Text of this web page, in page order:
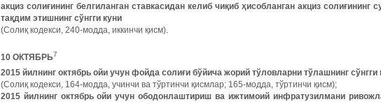
акциз солиғининг белгиланган ставкасидан келиб чиқиб ҳисобланган акциз солиғининг
тақдим этишнинг сўнгги куни
(Солиқ кодекси, 240-модда, иккинчи қисм).
10 ОКТЯБРЬ7
2015 йилнинг октябрь ойи учун фойда солиғи бўйича жорий тўловларни тўлашнинг сўнгги
(Солиқ кодекси, 164-модда, учинчи ва тўртинчи қисмлар; 165-модда, тўртинчи қисм);
2015 йилнинг октябрь ойи учун ободонлаштириш ва ижтимоий инфратузилмани